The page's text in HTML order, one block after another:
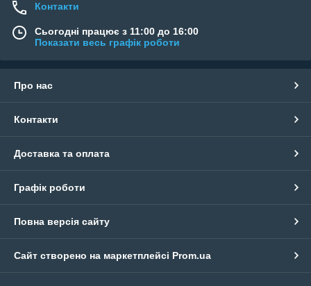
Контакти
Сьогодні працює з 11:00 до 16:00
Показати весь графік роботи
Про нас
Контакти
Доставка та оплата
Графік роботи
Повна версія сайту
Сайт створено на маркетплейсі Prom.ua